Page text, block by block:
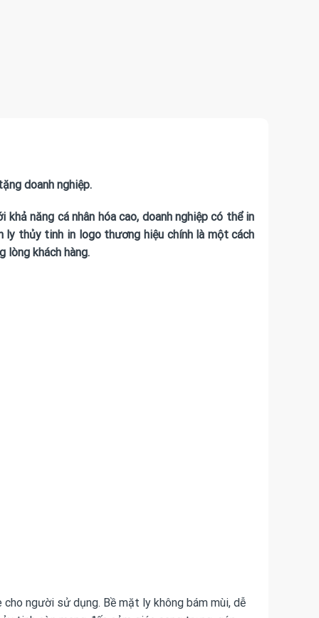
doanh nghiệp.
năng cá nhân hóa cao, doanh nghiệp có thể in
ly thủy tinh in logo thương hiệu chính là một cách
lòng khách hàng.
người sử dụng. Bề mặt ly không bám mùi, dễ